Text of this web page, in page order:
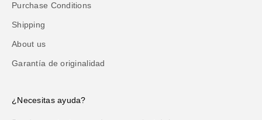
Purchase Conditions
Shipping
About us
Garantía de originalidad
¿Necesitas ayuda?